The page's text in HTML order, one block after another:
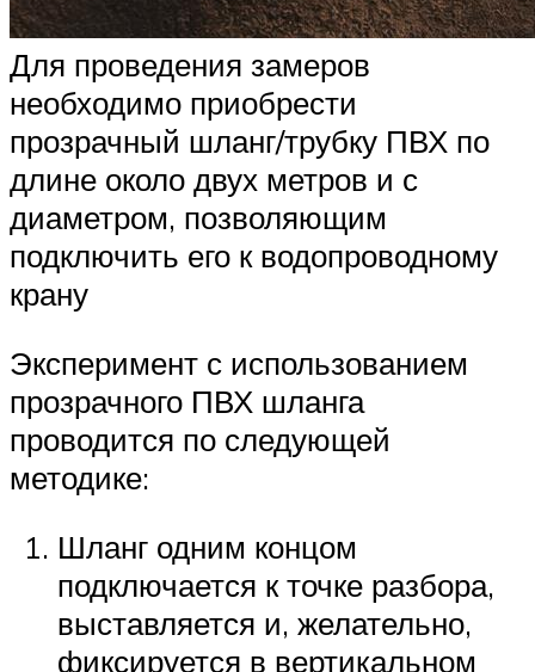
Для проведения замеров
необходимо приобрести
прозрачный шланг/трубку ПВХ по
длине около двух метров и с
диаметром, позволяющим
подключить его к водопроводному
крану
Эксперимент с использованием
прозрачного ПВХ шланга
проводится по следующей
методике:
Шланг одним концом
подключается к точке разбора,
выставляется и, желательно,
фиксируется в вертикальном